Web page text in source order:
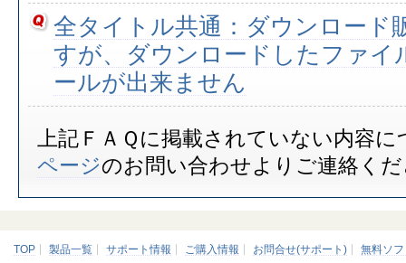
全タイトル共通：ダウンロード
すが、ダウンロードしたファイ
ールが出来ません
上記ＦＡＱに掲載されていない内容
ページのお問い合わせよりご連絡く
TOP 製品一覧 サポート情報 ご購入情報 お問合せ(サポート) 無料ソフ